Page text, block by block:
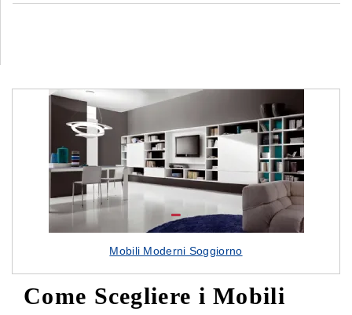
Mobili Moderni Soggiorno
Come Scegliere i Mobili